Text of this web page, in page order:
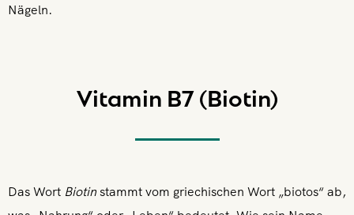
Nägeln.
Vitamin B7 (Biotin)
Das Wort Biotinstammt vom griechischen Wort „biotos“ ab,